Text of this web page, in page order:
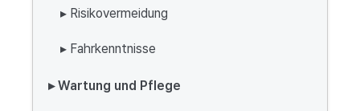
▸ Risikovermeidung
▸ Fahrkenntnisse
▸ Wartung und Pflege